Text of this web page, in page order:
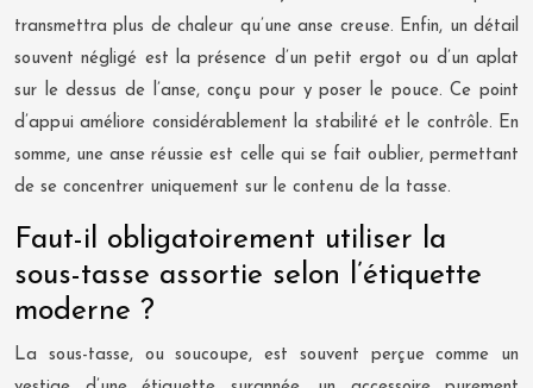
transmettra plus de chaleur qu’une anse creuse. Enfin, un détail
souvent négligé est la présence d’un petit ergot ou d’un aplat
sur le dessus de l’anse, conçu pour y poser le pouce. Ce point
d’appui améliore considérablement la stabilité et le contrôle. En
somme, une anse réussie est celle qui se fait oublier, permettant
de se concentrer uniquement sur le contenu de la tasse.
Faut-il obligatoirement utiliser la
sous-tasse assortie selon l’étiquette
moderne ?
La sous-tasse, ou soucoupe, est souvent perçue comme un